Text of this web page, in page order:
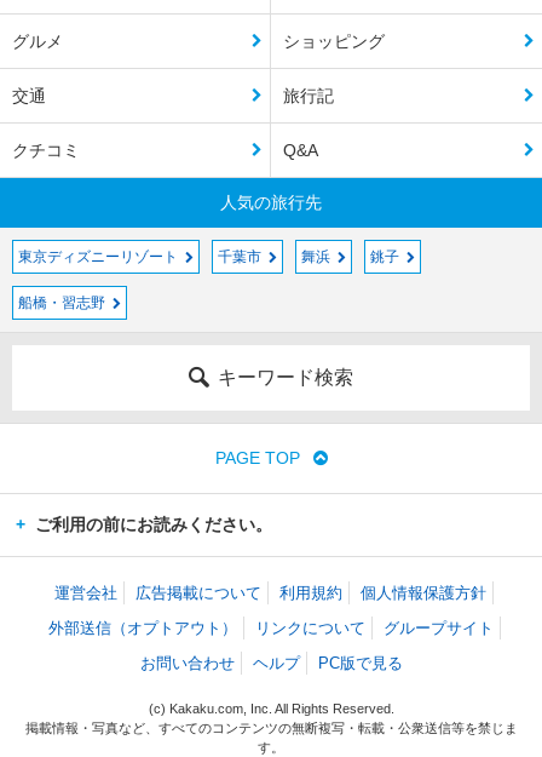
グルメ ショッピング
交通 旅行記
クチコミ Q&A
人気の旅行先
東京ディズニーリゾート 千葉市 舞浜 銚子
船橋・習志野
キーワード検索
PAGE TOP
ご利用の前にお読みください。
運営会社 広告掲載について 利用規約
個人情報保護方針
外部送信（オプトアウト）
リンクについて
グループサイト
お問い合わせ
ヘルプ PC版で見る
(c) Kakaku.com, Inc. All Rights Reserved.
掲載情報・写真など、すべてのコンテンツの無断複写・転載・公衆送信等を禁じま
す。